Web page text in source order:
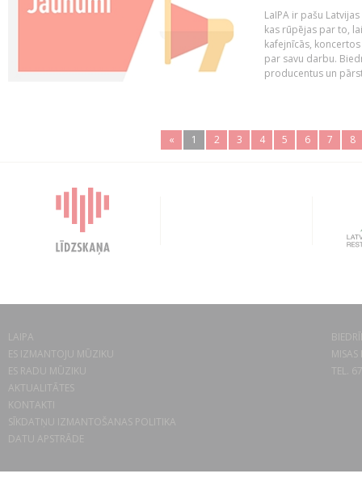
LaIPA ir pašu
kas rūpējas par to,
kafejnīcās,
par savu darbu.
producentus un
« 1 2 3 4 5 6 7 8
LAIPA
ES IZMANTOJU MŪZIKU
ES RADU MŪZIKU
AKTUALITĀTES
KONTAKTI
SĪKDATŅU IZMANTOŠANAS POLITIKA
DATU APSTRĀDE
TEL.